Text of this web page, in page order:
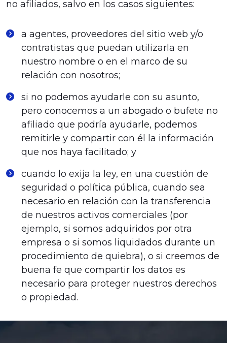
no afiliados, salvo en los casos siguientes:
a agentes, proveedores del sitio web y/o
contratistas que puedan utilizarla en
nuestro nombre o en el marco de su
relación con nosotros;
si no podemos ayudarle con su asunto,
pero conocemos a un abogado o bufete no
afiliado que podría ayudarle, podemos
remitirle y compartir con él la información
que nos haya facilitado; y
cuando lo exija la ley, en una cuestión de
seguridad o política pública, cuando sea
necesario en relación con la transferencia
de nuestros activos comerciales (por
ejemplo, si somos adquiridos por otra
empresa o si somos liquidados durante un
procedimiento de quiebra), o si creemos de
buena fe que compartir los datos es
necesario para proteger nuestros derechos
o propiedad.